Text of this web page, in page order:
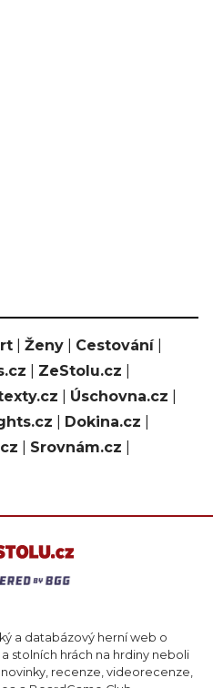
Ženy Cestování|
ZeStolu.cz
Úschovna.cz
Dokina.cz
Srovnám.cz
a databázový herní web o
stolních hrách na hrdiny neboli
novinky, recenze, videorecenze,